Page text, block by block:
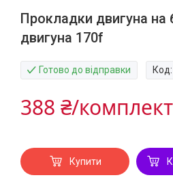
Прокладки двигуна на
двигуна 170f
Готово до відправки
388 ₴/комплект
Купити